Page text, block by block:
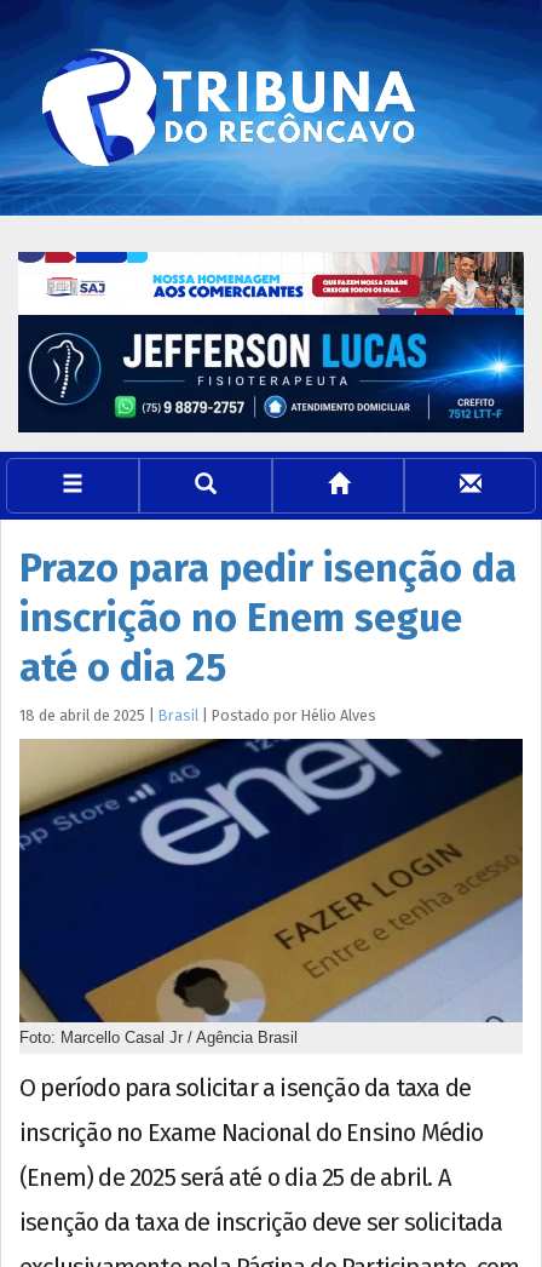
Prazo para pedir isenção da
inscrição no Enem segue
até o dia 25
18 de abril de 2025 Brasil Postado por Hélio Alves
Foto: Marcello Casal Jr / Agência Brasil
O período para solicitar a isenção da taxa de
inscrição no Exame Nacional do Ensino Médio
(Enem) de 2025 será até o dia 25 de abril. A
isenção da taxa de inscrição deve ser solicitada